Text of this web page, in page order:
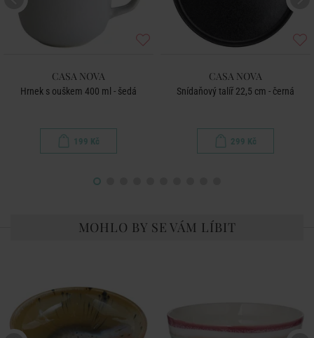
CASA NOVA
Hrnek s ouškem 400 ml - šedá
199 Kč
CASA NOVA
Snídaňový talíř 22,5 cm - černá
299 Kč
MOHLO BY SE VÁM LÍBIT